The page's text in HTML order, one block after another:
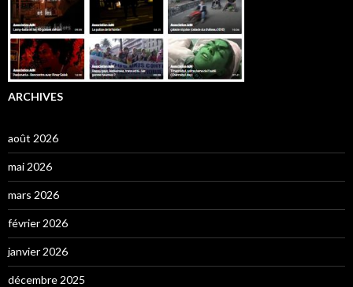
ARCHIVES
août 2026
mai 2026
mars 2026
février 2026
janvier 2026
décembre 2025